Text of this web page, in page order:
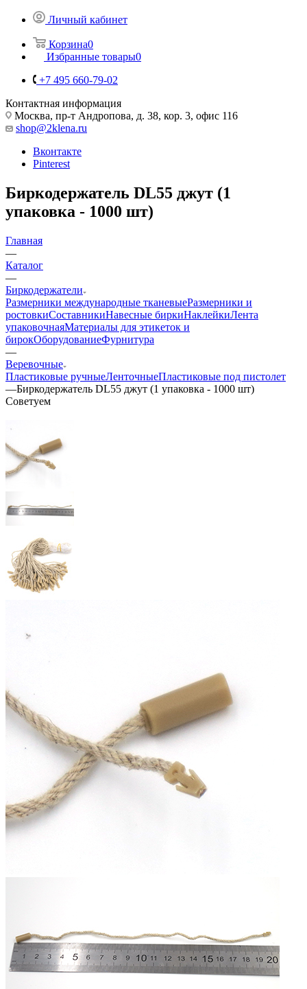
Личный кабинет
Корзина0
Избранные товары0
+7 495 660-79-02
Контактная информация
Москва, пр-т Андропова, д. 38, кор. 3, офис 116
shop@2klena.ru
Вконтакте
Pinterest
Биркодержатель DL55 джут (1
упаковка - 1000 шт)
Главная
—
Каталог
—
Биркодержатели
Размерники международные тканевыеРазмерники и
ростовкиСоставникиНавесные биркиНаклейкиЛента
упаковочнаяМатериалы для этикеток и
бирокОборудованиеФурнитура
—
Веревочные
Пластиковые ручныеЛенточныеПластиковые под пистолет
—Биркодержатель DL55 джут (1 упаковка - 1000 шт)
Советуем